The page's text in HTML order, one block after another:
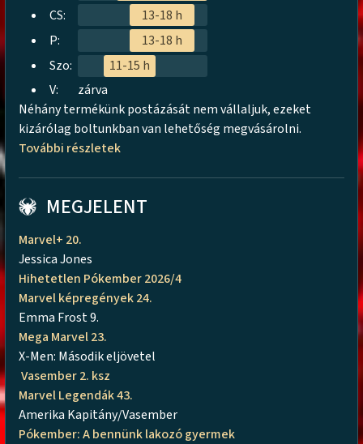
CS:
13-18 h
P:
13-18 h
Szo:
11-15 h
V:
zárva
Néhány termékünk postázását nem vállaljuk, ezeket
kizárólag boltunkban van lehetőség megvásárolni.
További részletek
MEGJELENT
Marvel+ 20.
Jessica Jones
Hihetetlen Pókember 2026/4
Marvel képregények 24.
Emma Frost 9.
Mega Marvel 23.
X-Men: Második eljövetel
Vasember 2. ksz
Marvel Legendák 43.
Amerika Kapitány/Vasember
Pókember: A bennünk lakozó gyermek